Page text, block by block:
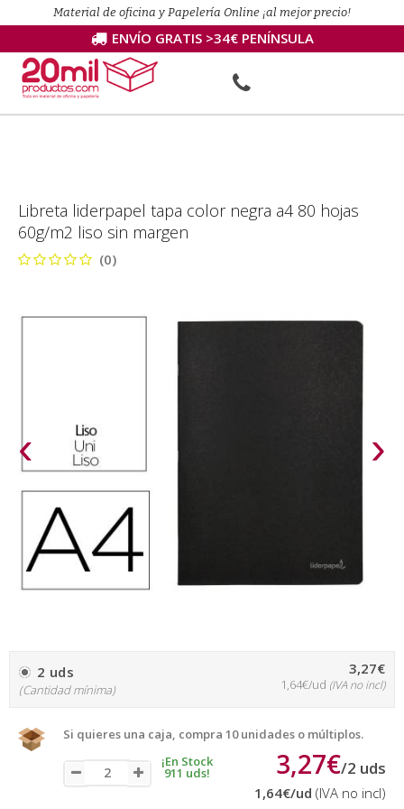
Material de oficina y Papelería Online ¡al mejor precio!
ENVÍO GRATIS >34€ PENÍNSULA
Libreta liderpapel tapa color negra a4 80 hojas
60g/m2 liso sin margen
(0)
‹ ›
2 uds
(Cantidad mínima)
3,27€
1,64€/ud (IVA no incl)
Si quieres una caja, compra 10 unidades o múltiplos.
¡En Stock
911 uds! 3,27€/2 uds
1,64€/ud (IVA no incl)